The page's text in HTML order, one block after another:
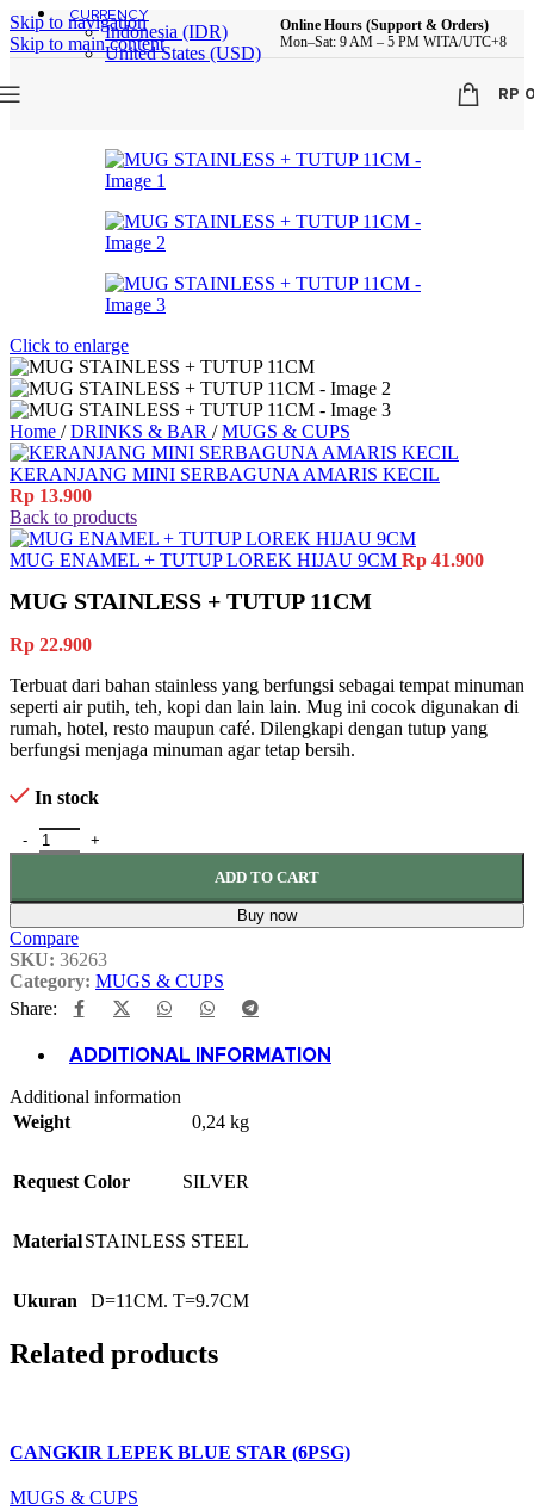
Skip to navigation
Skip to main content
CURRENCY
Indonesia (IDR)
United States (USD)
Online Hours (Support & Orders)
Mon–Sat: 9 AM – 5 PM WITA/UTC+8
RP
Click to enlarge
Home / DRINKS & BAR / MUGS & CUPS
KERANJANG MINI SERBAGUNA AMARIS KECIL
Rp 13.900
Back to products
MUG ENAMEL + TUTUP LOREK HIJAU 9CM Rp 41.900
MUG STAINLESS + TUTUP 11CM
Rp 22.900
Terbuat dari bahan stainless yang berfungsi sebagai tempat minuman
seperti air putih, teh, kopi dan lain lain. Mug ini cocok digunakan di
rumah, hotel, resto maupun café. Dilengkapi dengan tutup yang
berfungsi menjaga minuman agar tetap bersih.
In stock
MUG STAINLESS + TUTUP 11CM quantity
ADD TO CART
Buy now
Compare
SKU: 36263
Category: MUGS & CUPS
Share:
ADDITIONAL INFORMATION
Additional information
Weight
0,24 kg
Request Color SILVER
MaterialSTAINLESS STEEL
Ukuran D=11CM. T=9.7CM
Related products
CANGKIR LEPEK BLUE STAR (6PSG)
MUGS & CUPS